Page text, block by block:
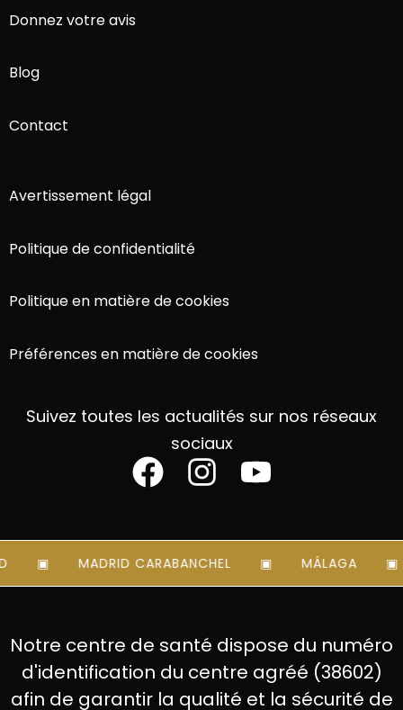
Donnez votre avis
Blog
Contact
Avertissement légal
Politique de confidentialité
Politique en matière de cookies
Préférences en matière de cookies
Suivez toutes les actualités sur nos réseaux
sociaux
MADRID CARABANCHEL MÁLAGA
Notre centre de santé dispose du numéro
d'identification du centre agréé (38602)
afin de garantir la qualité et la sécurité de